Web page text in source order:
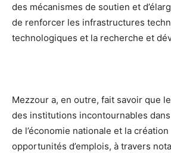
des mécanismes de soutien et
de renforcer les infrastructures
technologiques et la recherche et
Mezzour a, en outre, fait savoir que
des institutions incontournables
de l’économie nationale et la
opportunités d’emplois, à travers